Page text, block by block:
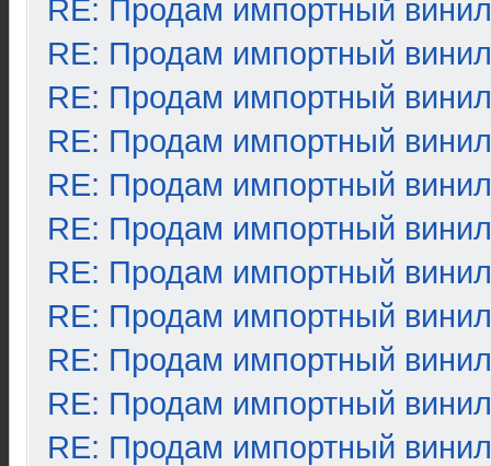
RE: Продам импортный винил
RE: Продам импортный винил
RE: Продам импортный винил
RE: Продам импортный винил
RE: Продам импортный винил
RE: Продам импортный винил
RE: Продам импортный винил
RE: Продам импортный винил
RE: Продам импортный винил
RE: Продам импортный винил
RE: Продам импортный винил